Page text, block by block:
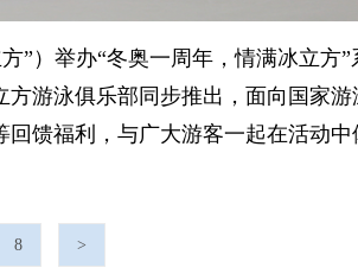
”）举办“冬奥一周年，情满冰立方
游泳俱乐部同步推出，面向国家
馈福利，与广大游客一起在活动
8 >